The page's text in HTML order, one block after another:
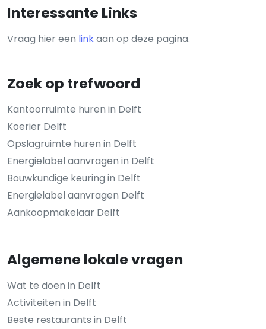
Interessante Links
Vraag hier een linkaan op deze pagina.
Zoek op trefwoord
Kantoorruimte huren in Delft
Koerier Delft
Opslagruimte huren in Delft
Energielabel aanvragen in Delft
Bouwkundige keuring in Delft
Energielabel aanvragen Delft
Aankoopmakelaar Delft
Algemene lokale vragen
Wat te doen in Delft
Activiteiten in Delft
Beste restaurants in Delft